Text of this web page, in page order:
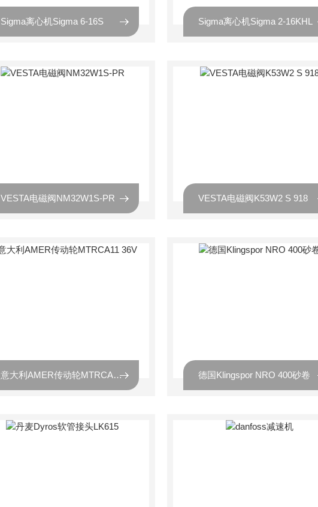
Sigma离心机Sigma 6-16S Sigma离心机Sigma 2-16KHL
VESTA电磁阀NM32W1S-PR VESTA电磁阀K53W2 S 918
意大利AMER传动轮MTRCA11 36V 德国Klingspor NRO 400砂卷